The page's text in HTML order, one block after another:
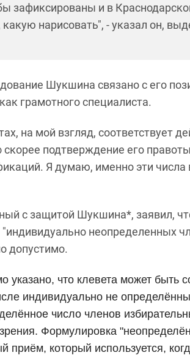
зафиксированы и в
нарисовать", - указал он,
Шукшина связано с его
грамотного специалиста.
на мой взгляд, соответствует
скорее подтверждение его
Я думаю, именно эти числа
с защитой Шукшина*, заявил,
неопределенных
допустимо.
указано, что клевета может быть
индивидуально не
число членов
Формулировка
приём, который используется,